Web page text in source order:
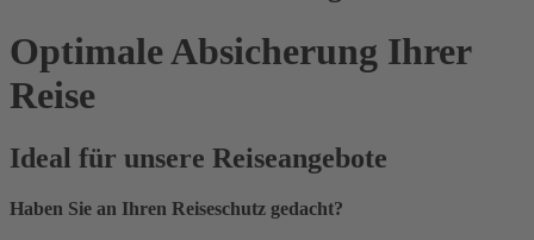
Optimale Absicherung Ihrer
Reise
Ideal für unsere Reiseangebote
Haben Sie an Ihren Reiseschutz gedacht?